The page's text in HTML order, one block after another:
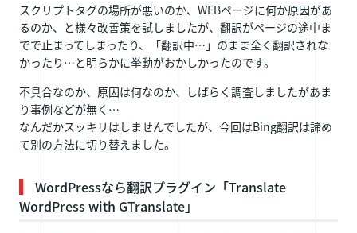
スクリプトタグの場所が悪いのか、WEBページに何か原因があ
るのか、と様々改善策を試しましたが、翻訳がページの途中ま
でで止まってしまったり、「翻訳中…」のまま全く翻訳されな
かったり…と明らかに挙動がおかしかったのです。
不具合なのか、原因は何なのか、しばらく調査しましたがあま
り事例などが無く…
なんだかスッキリはしませんでしたが、今回はBing翻訳は諦め
て別の方法に切り替えました。
WordPressなら翻訳プラグイン「Translate
WordPress with GTranslate」